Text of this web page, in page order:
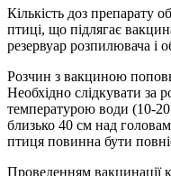
Кількість доз препарату
птиці, що підлягає
резервуар розпилювача і
Розчин з вакциною
Необхідно слідкувати за
температурою води (10-
близько 40 см над
птиця повинна бути
Проведенням вакцинації